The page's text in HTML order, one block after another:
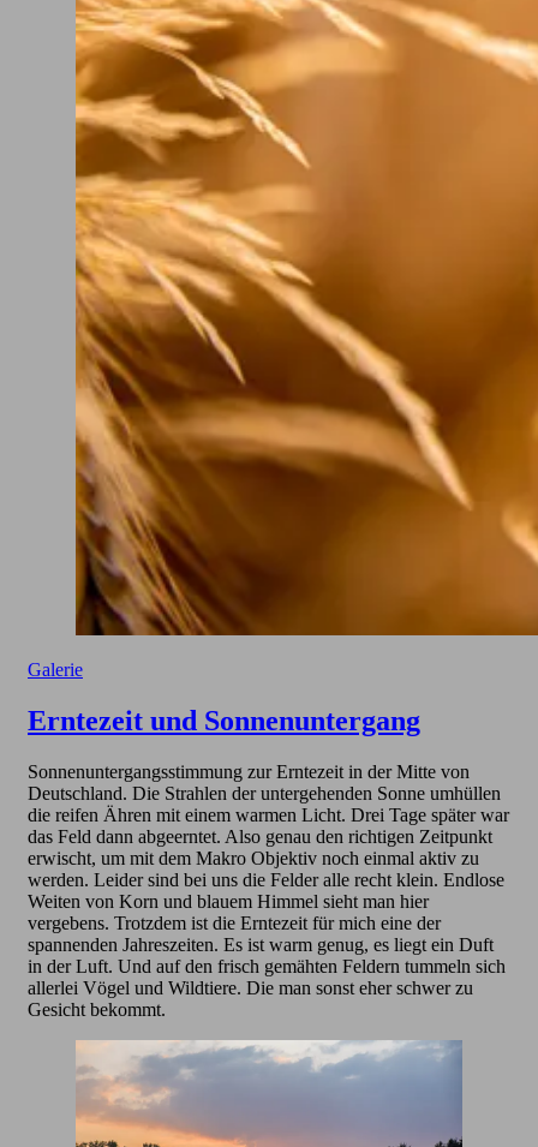
Galerie
Erntezeit und Sonnenuntergang
Sonnenuntergangsstimmung zur Erntezeit in der Mitte von
Deutschland. Die Strahlen der untergehenden Sonne umhüllen
die reifen Ähren mit einem warmen Licht. Drei Tage später war
das Feld dann abgeerntet. Also genau den richtigen Zeitpunkt
erwischt, um mit dem Makro Objektiv noch einmal aktiv zu
werden. Leider sind bei uns die Felder alle recht klein. Endlose
Weiten von Korn und blauem Himmel sieht man hier
vergebens. Trotzdem ist die Erntezeit für mich eine der
spannenden Jahreszeiten. Es ist warm genug, es liegt ein Duft
in der Luft. Und auf den frisch gemähten Feldern tummeln sich
allerlei Vögel und Wildtiere. Die man sonst eher schwer zu
Gesicht bekommt.